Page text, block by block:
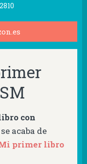
con
acaba de
primer libro